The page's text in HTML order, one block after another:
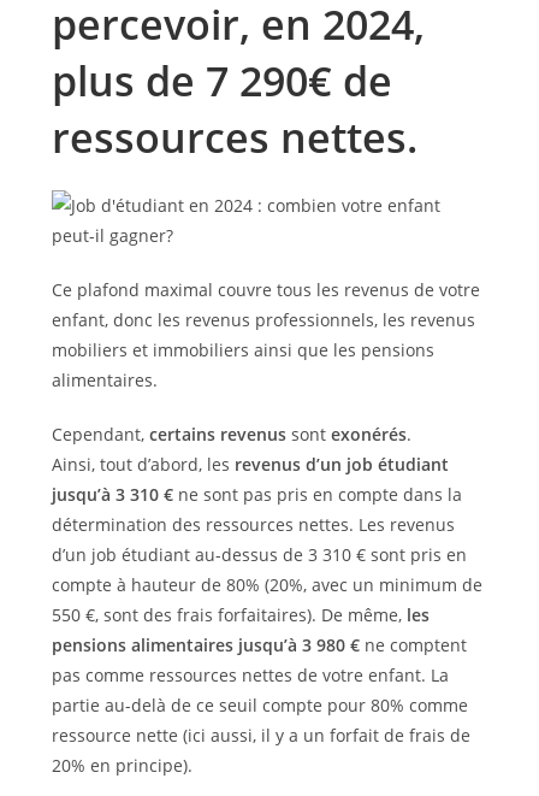
percevoir, en 2024,
plus de 7 290€ de
ressources nettes.
Ce plafond maximal couvre tous les revenus de votre
enfant, donc les revenus professionnels, les revenus
mobiliers et immobiliers ainsi que les pensions
alimentaires.
Cependant, certains revenussont exonérés.
Ainsi, tout d’abord, les revenus d’un job étudiant
jusqu’à 3 310 €ne sont pas pris en compte dans la
détermination des ressources nettes. Les revenus
d’un job étudiant au-dessus de 3 310 € sont pris en
compte à hauteur de 80% (20%, avec un minimum de
550 €, sont des frais forfaitaires). De même, les
pensions alimentaires jusqu’à 3 980 €ne comptent
pas comme ressources nettes de votre enfant. La
partie au-delà de ce seuil compte pour 80% comme
ressource nette (ici aussi, il y a un forfait de frais de
20% en principe).